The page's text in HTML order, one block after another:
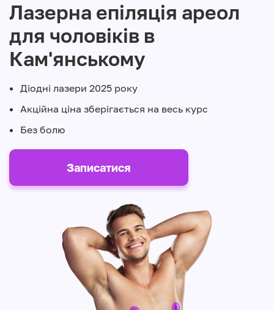
Лазерна епіляція ареол
для чоловіків в
Кам'янському
Діодні лазери 2025 року
Акційна ціна зберігається на весь курс
Без болю
Записатися